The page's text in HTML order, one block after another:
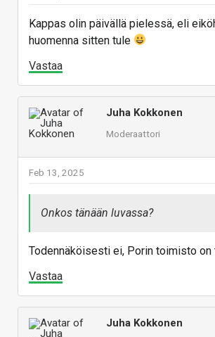
Kappas olin päivällä pielessä, eli
huomenna sitten tule
Vastaa
Juha Kokkonen
Moderaattori
Feb 13, 2025
Onkos tänään luvassa?
Todennäköisesti ei, Porin toimisto on
Vastaa
Juha Kokkonen